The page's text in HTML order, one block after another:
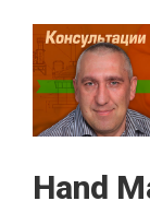
Hand